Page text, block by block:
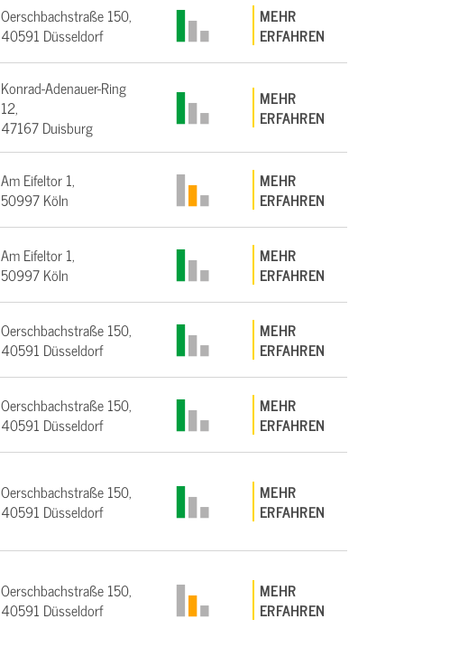
Oerschbachstraße 150,
40591 Düsseldorf
MEHR
ERFAHREN
Konrad-Adenauer-Ring
12,
47167 Duisburg
MEHR
ERFAHREN
Am Eifeltor 1,
50997 Köln
MEHR
ERFAHREN
Am Eifeltor 1,
50997 Köln
MEHR
ERFAHREN
Oerschbachstraße 150,
40591 Düsseldorf
MEHR
ERFAHREN
Oerschbachstraße 150,
40591 Düsseldorf
MEHR
ERFAHREN
Oerschbachstraße 150,
40591 Düsseldorf
MEHR
ERFAHREN
Oerschbachstraße 150,
40591 Düsseldorf
MEHR
ERFAHREN